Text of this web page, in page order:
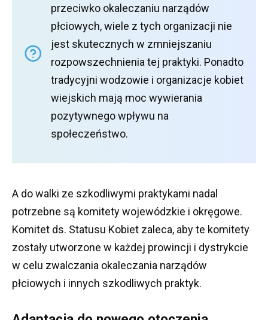
przeciwko okaleczaniu narządów
płciowych, wiele z tych organizacji nie
jest skutecznych w zmniejszaniu
rozpowszechnienia tej praktyki. Ponadto
tradycyjni wodzowie i organizacje kobiet
wiejskich mają moc wywierania
pozytywnego wpływu na
społeczeństwo.
A do walki ze szkodliwymi praktykami nadal
potrzebne są komitety wojewódzkie i okręgowe.
Komitet ds. Statusu Kobiet zaleca, aby te komitety
zostały utworzone w każdej prowincji i dystrykcie
w celu zwalczania okaleczania narządów
płciowych i innych szkodliwych praktyk.